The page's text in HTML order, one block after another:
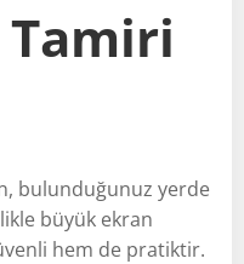
Tamiri
bulunduğunuz yerde
büyük ekran
hem de pratiktir.